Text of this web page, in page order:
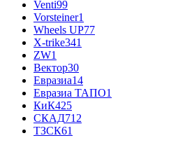
Venti99
Vorsteiner1
Wheels UP77
X-trike341
ZW1
Вектор30
Евразиа14
Евразиа ТАПО1
КиК425
СКАД712
ТЗСК61